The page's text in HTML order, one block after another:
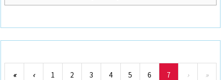
« ‹ 1 2 3 4 5 6 7 › »